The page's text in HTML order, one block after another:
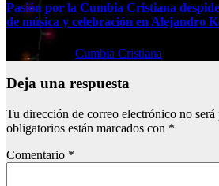
Pasión por la Cumbia Cristiana
de música y celebración en Alejandro
Dic 13, 2025 Cumbia Cristiana
Deja una respuesta
Tu dirección de correo electrónico no será
obligatorios están marcados con *
Comentario *